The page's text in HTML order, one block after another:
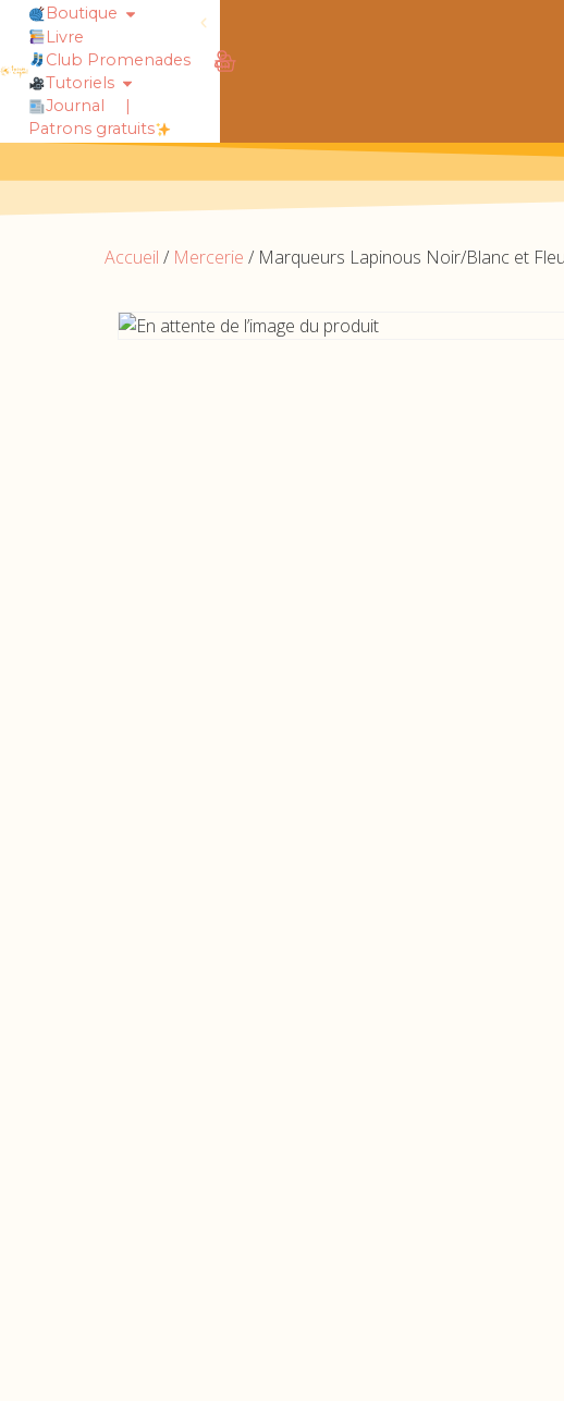
obtiens 20% de réduction sur ton prochain
Boutique
Livre
Club Promenades
Tutoriels
Journal
|
Patrons gratuits
Accueil / Mercerie / Marqueurs Lapinous Noir/Blanc et